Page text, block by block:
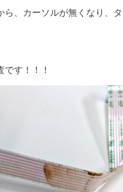
ら、カーソルが無くなり、
す！！！